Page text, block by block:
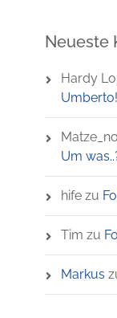
Neueste
Hardy
Umberto!
Um
hifezu
Tim zu
Markus